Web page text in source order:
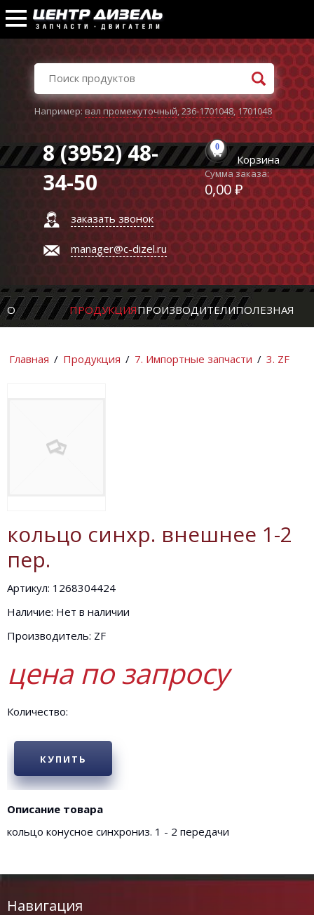
Например:вал промежуточный,236-1701048,1701048
8 (3952) 48-
34-50
заказать звонок
manager@c-dizel.ru
0
Корзина
Сумма заказа:
0,00 ₽
О ПРОДУКЦИЯПРОИЗВОДИТЕЛИПОЛЕЗНАЯ
Главная / Продукция / 7. Импортные запчасти / 3. ZF
кольцо синхр. внешнее 1-2
пер.
Артикул: 1268304424
Наличие: Нет в наличии
Производитель: ZF
цена по запросу
Количество:
КУПИТЬ
Описание товара
кольцо конусное синхрониз. 1 - 2 передачи
Навигация